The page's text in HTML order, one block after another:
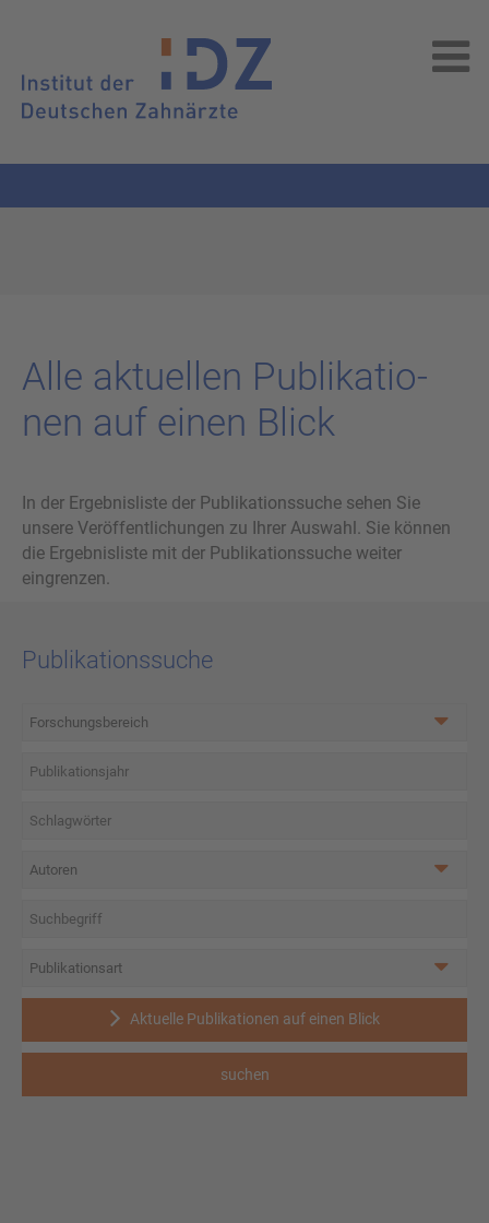
Alle ak­tu­el­len Pu­bli­ka­tio­
nen auf einen Blick
In der Ergebnisliste der Publikationssuche sehen Sie
unsere Veröffentlichungen zu Ihrer Auswahl. Sie können
die Ergebnisliste mit der Publikationssuche weiter
eingrenzen.
Publikationssuche
Aktuelle Publikationen auf einen Blick